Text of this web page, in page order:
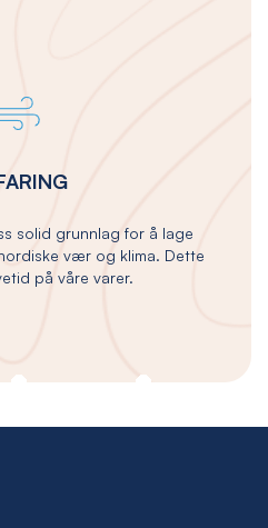
solid grunnlag for å lage
vær og klima. Dette
på våre varer.